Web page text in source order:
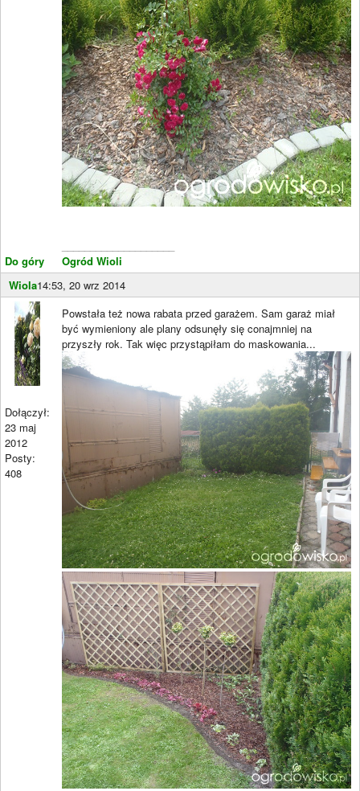
Do góry
Ogród Wioli
Wiola14:53, 20 wrz 2014
Dołączył:
23 maj
2012
Posty:
408
Powstała też nowa rabata przed garażem. Sam garaż miał
być wymieniony ale plany odsunęły się conajmniej na
przyszły rok. Tak więc przystąpiłam do maskowania...